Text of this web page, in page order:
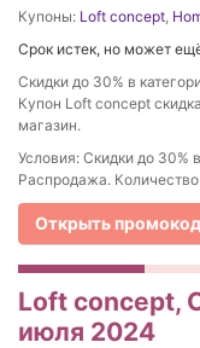
Купоны: Loft concept,
Срок истек, но может
Скидки до 30% в
Купон Loft concept
магазин.
Условия: Скидки до 30%
Распродажа.
Открыть промокод
Loft concept,
июля 2024